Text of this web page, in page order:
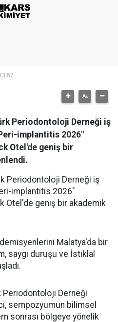
Periodontoloji Derneği iş
implantitis 2026"
Otel'de geniş bir
Periodontoloji Derneği iş
implantitis 2026"
Otel'de geniş bir akademik
Malatya'da bir
saygı duruşu ve İstiklal
Periodontoloji Derneği
sempozyumun bilimsel
sonrası bölgeye yönelik